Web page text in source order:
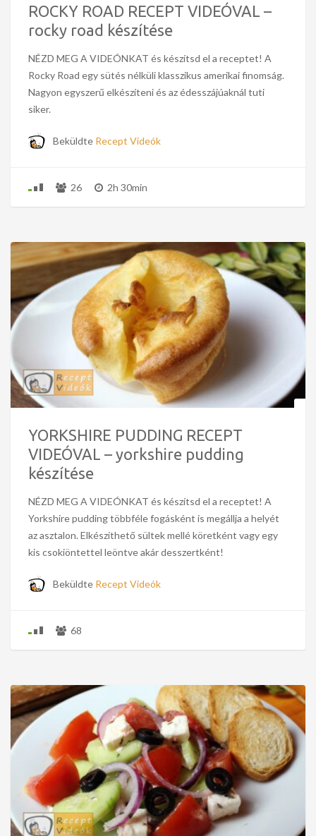
ROCKY ROAD RECEPT VIDEÓVAL –
rocky road készítése
NÉZD MEG A VIDEÓNKAT és készítsd el a receptet! A
Rocky Road egy sütés nélküli klasszikus amerikai finomság.
Nagyon egyszerű elkészíteni és az édesszájúaknál tuti
siker.
Beküldte Recept Videók
26 2h 30min
YORKSHIRE PUDDING RECEPT
VIDEÓVAL – yorkshire pudding
készítése
NÉZD MEG A VIDEÓNKAT és készítsd el a receptet! A
Yorkshire pudding többféle fogásként is megállja a helyét
az asztalon. Elkészíthető sültek mellé köretként vagy egy
kis csokiöntettel leöntve akár desszertként!
Beküldte Recept Videók
68